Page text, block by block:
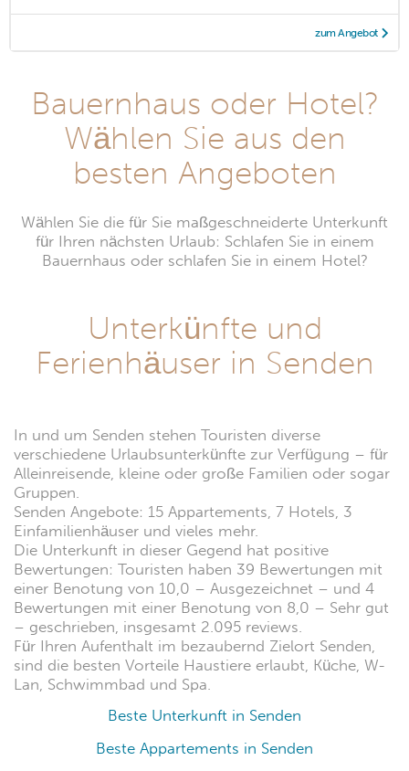
zum Angebot
Bauernhaus oder Hotel?
Wählen Sie aus den
besten Angeboten
Wählen Sie die für Sie maßgeschneiderte Unterkunft
für Ihren nächsten Urlaub: Schlafen Sie in einem
Bauernhaus oder schlafen Sie in einem Hotel?
Unterkünfte und
Ferienhäuser in Senden
In und um Senden stehen Touristen diverse
verschiedene Urlaubsunterkünfte zur Verfügung – für
Alleinreisende, kleine oder große Familien oder sogar
Gruppen.
Senden Angebote: 15 Appartements, 7 Hotels, 3
Einfamilienhäuser und vieles mehr.
Die Unterkunft in dieser Gegend hat positive
Bewertungen: Touristen haben 39 Bewertungen mit
einer Benotung von 10,0 – Ausgezeichnet – und 4
Bewertungen mit einer Benotung von 8,0 – Sehr gut
– geschrieben, insgesamt 2.095 reviews.
Für Ihren Aufenthalt im bezaubernd Zielort Senden,
sind die besten Vorteile Haustiere erlaubt, Küche, W-
Lan, Schwimmbad und Spa.
Beste Unterkunft in Senden
Beste Appartements in Senden